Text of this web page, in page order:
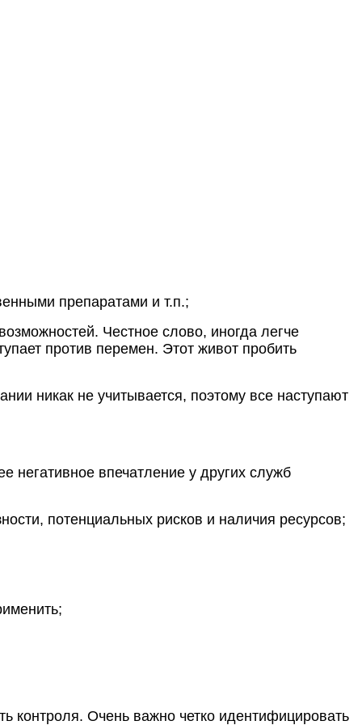
препаратами и т.п.;
Честное слово, иногда легче
против перемен. Этот живот пробить
никак не учитывается, поэтому все наступают
негативное впечатление у других служб
потенциальных рисков и наличия ресурсов;
контроля. Очень важно четко идентифицировать